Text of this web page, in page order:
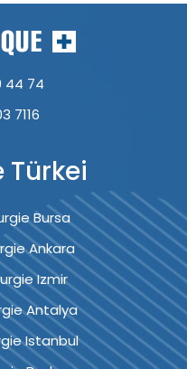
44 74
7116
Türkei
Bursa
Ankara
Izmir
Antalya
Istanbul